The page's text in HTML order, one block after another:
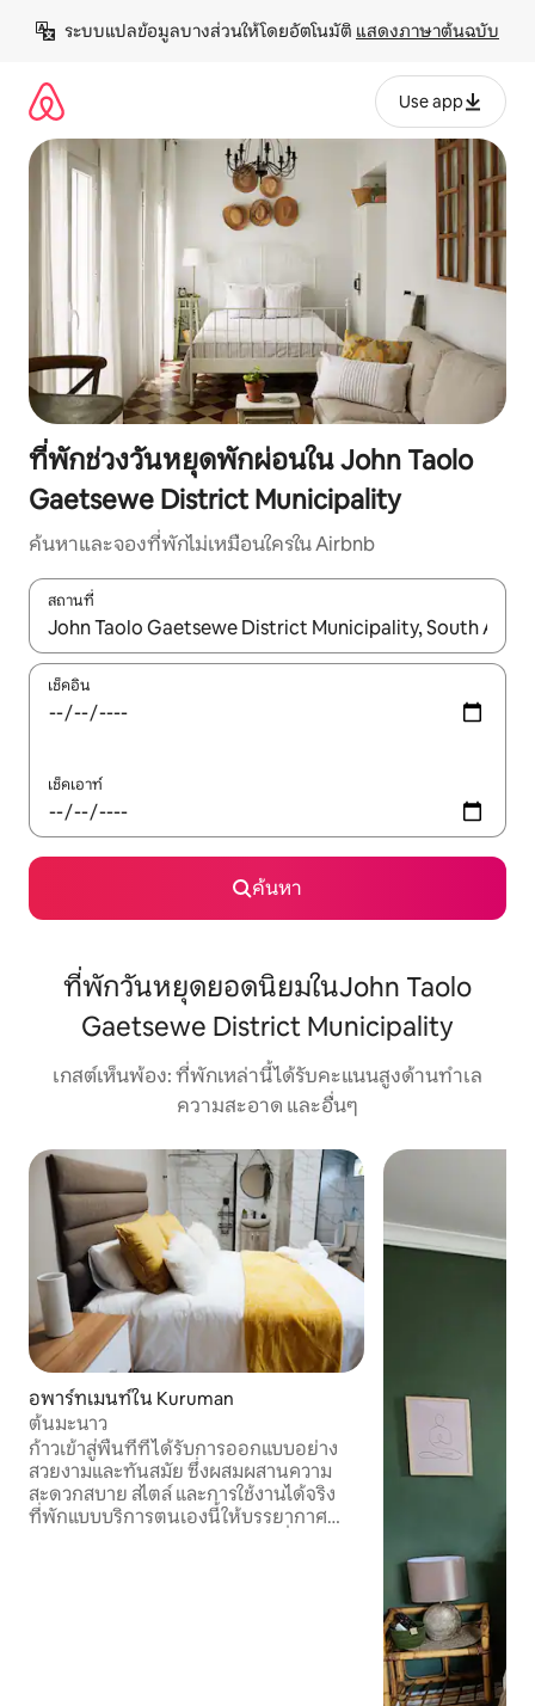
เนื้อหา
ระบบแปลข้อมูลบางส่วนให้โดยอัตโนมัติ แสดงภาษาต้นฉบับ
Use app
ที่พักช่วงวันหยุดพักผ่อนใน John Taolo
Gaetsewe District Municipality
ค้นหาและจองที่พักไม่เหมือนใครใน Airbnb
สถานที่
ใช้ลูกศรขึ้นลง หรือใช้การสัมผัสหรือปัด เพื่อสำรวจผลการค้นหา
เช็คอิน
เช็คเอาท์
ค้นหา
ที่พักวันหยุดยอดนิยมในJohn Taolo
Gaetsewe District Municipality
เกสต์เห็นพ้อง: ที่พักเหล่านี้ได้รับคะแนนสูงด้านทำเล
ความสะอาด และอื่นๆ
อพาร์ทเมนท์ใน Kuruman
ต้นมะนาว
ก้าวเข้าสู่พื้นที่ที่ได้รับการออกแบบอย่าง
สวยงามและทันสมัย ซึ่งผสมผสานความ
สะดวกสบาย สไตล์ และการใช้งานได้จริง
ที่พักแบบบริการตนเองนี้ให้บรรยากาศ